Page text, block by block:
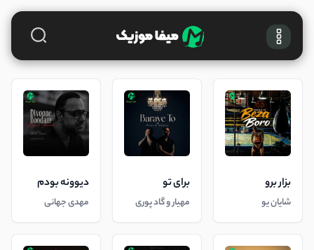
بزار برو
شایان یو
برای تو
مهیار و گاد پوری
دیوونه بودم
مهدی جهانی